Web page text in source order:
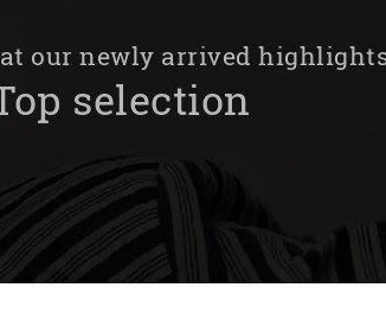
our newly arrived
selection